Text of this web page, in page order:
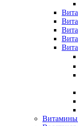
Витамины